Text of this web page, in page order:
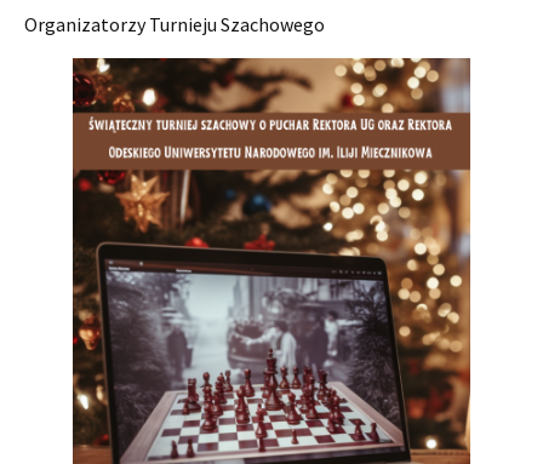
Organizatorzy Turnieju Szachowego